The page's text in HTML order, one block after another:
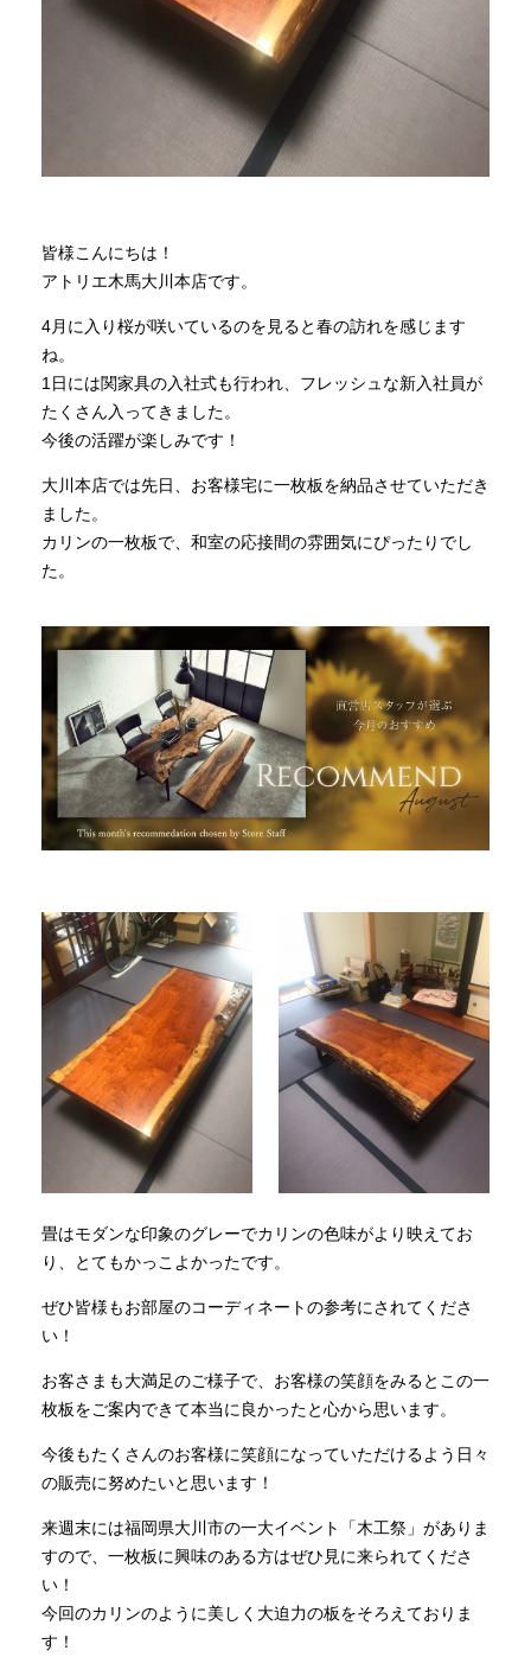
全商品一覧
INFORMATION
MOKUBA CHANNEL
お問い合わせ
皆様こんにちは！
アトリエ木馬大川本店です。
4月に入り桜が咲いているのを見ると春の訪れを感じます
ね。
1日には関家具の入社式も行われ、フレッシュな新入社員が
たくさん入ってきました。
今後の活躍が楽しみです！
大川本店では先日、お客様宅に一枚板を納品させていただき
ました。
カリンの一枚板で、和室の応接間の雰囲気にぴったりでし
た。
畳はモダンな印象のグレーでカリンの色味がより映えてお
り、とてもかっこよかったです。
ぜひ皆様もお部屋のコーディネートの参考にされてくださ
い！
お客さまも大満足のご様子で、お客様の笑顔をみるとこの一
枚板をご案内できて本当に良かったと心から思います。
今後もたくさんのお客様に笑顔になっていただけるよう日々
の販売に努めたいと思います！
来週末には福岡県大川市の一大イベント「木工祭」がありま
すので、一枚板に興味のある方はぜひ見に来られてくださ
い！
今回のカリンのように美しく大迫力の板をそろえておりま
す！